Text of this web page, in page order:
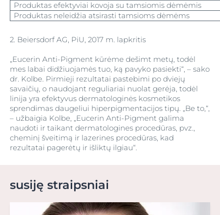
Produktas efektyviai kovoja su tamsiomis dėmėmis
Produktas neleidžia atsirasti tamsioms dėmėms
2. Beiersdorf AG, PiU, 2017 m. lapkritis
„Eucerin Anti-Pigment kūrėme dešimt metų, todėl
mes labai didžiuojamės tuo, ką pavyko pasiekti“, – sako
dr. Kolbe. Pirmieji rezultatai pastebimi po dviejų
savaičių, o naudojant reguliariai nuolat gerėja, todėl
linija yra efektyvus dermatologinės kosmetikos
sprendimas daugeliui hiperpigmentacijos tipų. „Be to,“,
– užbaigia Kolbe, „Eucerin Anti-Pigment galima
naudoti ir taikant dermatologines procedūras, pvz.,
cheminį šveitimą ir lazerines procedūras, kad
rezultatai pagerėtų ir išliktų ilgiau“.
susiję straipsniai